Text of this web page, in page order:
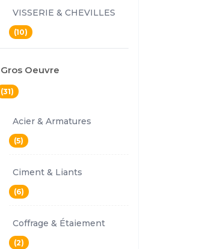
VISSERIE & CHEVILLES
(10)
Gros Oeuvre
(31)
Acier & Armatures
(5)
Ciment & Liants
(6)
Coffrage & Étaiement
(2)